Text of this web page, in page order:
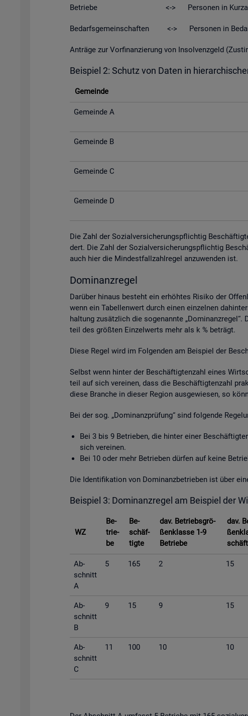
Be­trie­be <-> Per­so­nen in Kurz­ar­beit /
Be­darfs­ge­mein­schaf­ten <-> Per­so­nen in
An­trä­ge zur Vor­fi­nan­zie­rung von In­sol­venz­geld
Bei­spiel 2: Schutz von Daten in
Ge­mein­de
Ge­mein­de A
Ge­mein­de B
Ge­mein­de C
Ge­mein­de D
Die Zahl der So­zi­al­ver­si­che­rungs­pflich­tig
dert. Die Zahl der So­zi­al­ver­si­che­rungs­pflich­tig
auch hier die Min­dest­fall­zahl­re­gel an­zu­wen­den ist.
Do­mi­nanz­re­gel
Dar­über hin­aus be­steht ein er­höh­tes Ri­si­ko der
wenn ein Ta­bel­len­wert durch einen ein­zel­nen
hal­tung zu­sätz­lich die so­ge­nann­te
teil des grö­ß­ten Ein­zel­werts mehr als k % be­trägt.
Diese Regel wird im Fol­gen­den am Bei­spiel der
Selbst wenn hin­ter der Be­schäf­tig­ten­zahl eines
teil auf sich ver­ei­nen, dass die Be­schäf­tig­ten­zahl
diese Bran­che in die­ser Re­gi­on aus­ge­wie­sen, so
Bei der sog. „Do­mi­nanz­prü­fung“ sind fol­gen­de
Bei 3 bis 9 Be­trie­ben, die hin­ter einer
sich ver­ei­nen.
Bei 10 oder mehr Be­trie­ben dür­fen auf keine
Die Iden­ti­fi­ka­ti­on von Do­mi­nanz­be­trie­ben ist über
Bei­spiel 3: Do­mi­nanz­re­gel am Bei­spiel der
WZ
Be­
trie­
be
Be­
schäf­
tig­te
dav. Be­triebs­grö­
ßen­klas­se 1-9
Be­trie­be
dav.
Ab­
schnitt
A
5 165 2 15
Ab­
schnitt
B
9 15 9 15
Ab­
schnitt
C
11 100 10 10